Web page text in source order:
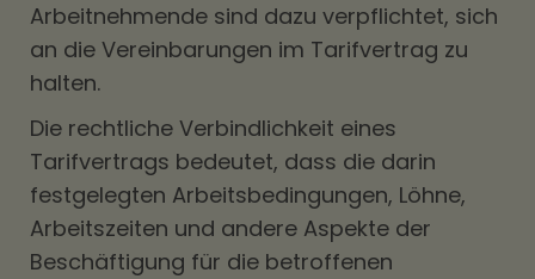
Arbeitnehmende sind dazu verpflichtet, sich
an die Vereinbarungen im Tarifvertrag zu
halten.
Die rechtliche Verbindlichkeit eines
Tarifvertrags bedeutet, dass die darin
festgelegten Arbeitsbedingungen, Löhne,
Arbeitszeiten und andere Aspekte der
Beschäftigung für die betroffenen